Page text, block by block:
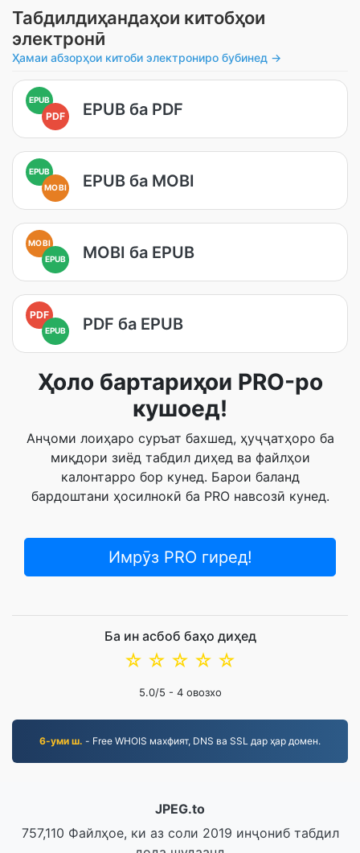
Табдилдиҳандаҳои китобҳои
электронӣ
Ҳамаи абзорҳои китоби электрониро бубинед →
EPUB
PDF EPUB ба PDF
EPUB
MOBI
EPUB ба MOBI
MOBI
EPUB
MOBI ба EPUB
PDF
EPUB PDF ба EPUB
Ҳоло бартариҳои PRO-ро
кушоед!
Анҷоми лоиҳаро суръат бахшед, ҳуҷҷатҳоро ба
миқдори зиёд табдил диҳед ва файлҳои
калонтарро бор кунед. Барои баланд
бардоштани ҳосилнокӣ ба PRO навсозӣ кунед.
Имрӯз PRO гиред!
Ба ин асбоб баҳо диҳед
☆
☆
☆
☆
☆
5.0/5 - 4овозхо
6-уми ш. - Free WHOIS махфият, DNS ва SSL дар ҳар домен.
JPEG.to
757,110 Файлҳое, ки аз соли 2019 инҷониб табдил